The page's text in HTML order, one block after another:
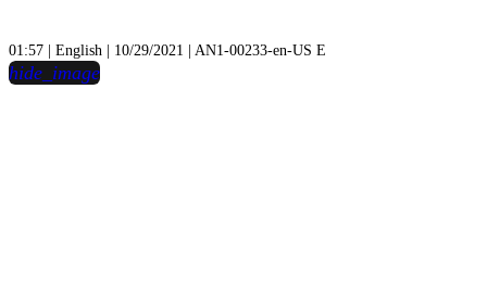
01:57 | English | 10/29/2021 | AN1-00233-en-US E
hide_image